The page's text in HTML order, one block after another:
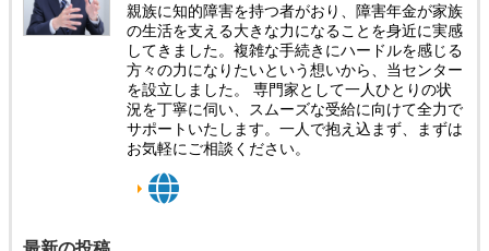
親族に知的障害を持つ者がおり、障害年金が家族
の生活を支える大きな力になることを身近に実感
してきました。複雑な手続きにハードルを感じる
方々の力になりたいという想いから、当センター
を設立しました。 専門家として一人ひとりの状
況を丁寧に伺い、スムーズな受給に向けて全力で
サポートいたします。一人で抱え込まず、まずは
お気軽にご相談ください。